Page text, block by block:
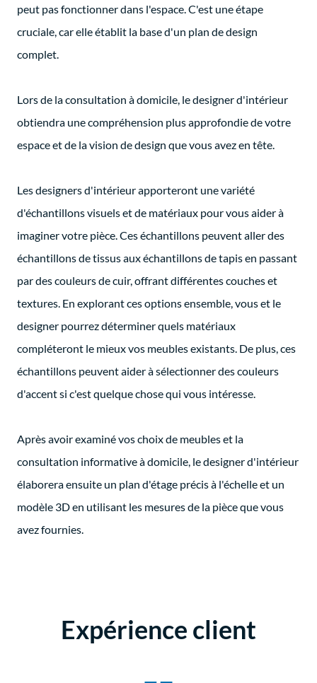
peut pas fonctionner dans l'espace. C'est une étape
cruciale, car elle établit la base d'un plan de design
complet.
Lors de la consultation à domicile, le designer d'intérieur
obtiendra une compréhension plus approfondie de votre
espace et de la vision de design que vous avez en tête.
Les designers d'intérieur apporteront une variété
d'échantillons visuels et de matériaux pour vous aider à
imaginer votre pièce. Ces échantillons peuvent aller des
échantillons de tissus aux échantillons de tapis en passant
par des couleurs de cuir, offrant différentes couches et
textures. En explorant ces options ensemble, vous et le
designer pourrez déterminer quels matériaux
compléteront le mieux vos meubles existants. De plus, ces
échantillons peuvent aider à sélectionner des couleurs
d'accent si c'est quelque chose qui vous intéresse.
Après avoir examiné vos choix de meubles et la
consultation informative à domicile, le designer d'intérieur
élaborera ensuite un plan d'étage précis à l'échelle et un
modèle 3D en utilisant les mesures de la pièce que vous
avez fournies.
Expérience client